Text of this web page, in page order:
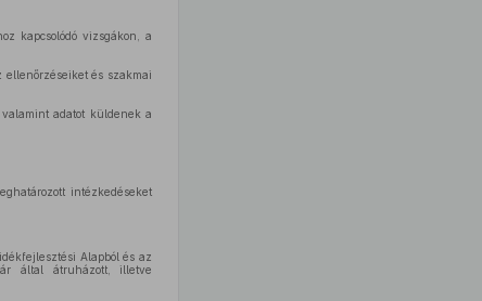
kapcsolódó vizsgákon, a
és szakmai
adatot küldenek a
intézkedéseket
Alapból és az
által átruházott, illetve